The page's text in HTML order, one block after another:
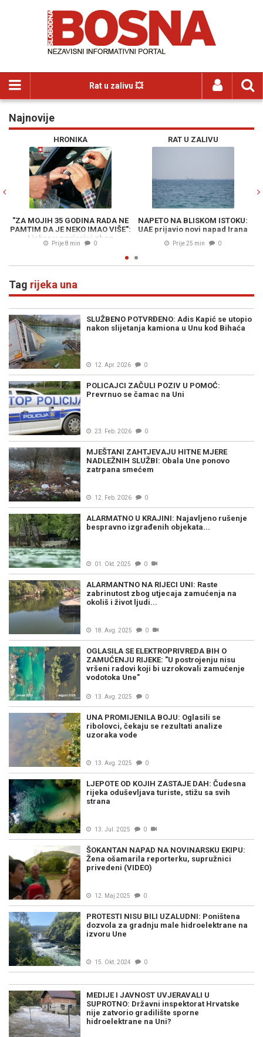
Rat u zalivu 💥
Najnovije
HRONIKA
"ZA MOJIH 35 GODINA RADA NE
PAMTIM DA JE NEKO IMAO VIŠE":
Ljekar u nevjerici zbog
koncentracije alkohola kod
Prije 8 min 0
RAT U ZALIVU
NAPETO NA BLISKOM ISTOKU:
UAE prijavio novi napad Irana
Prije 25 min 0
Tag rijeka una
SLUŽBENO POTVRĐENO: Adis Kapić se utopio
nakon slijetanja kamiona u Unu kod Bihaća
12. Apr. 2026 0
POLICAJCI ZAČULI POZIV U POMOĆ:
Prevrnuo se čamac na Uni
23. Feb. 2026 0
MJEŠTANI ZAHTJEVAJU HITNE MJERE
NADLEŽNIH SLUŽBI: Obala Une ponovo
zatrpana smećem
12. Feb. 2026 0
ALARMATNO U KRAJINI: Najavljeno rušenje
bespravno izgrađenih objekata...
01. Okt. 2025 0
ALARMANTNO NA RIJECI UNI: Raste
zabrinutost zbog utjecaja zamućenja na
okoliš i život ljudi...
18. Avg. 2025 0
OGLASILA SE ELEKTROPRIVREDA BIH O
ZAMUĆENJU RIJEKE: "U postrojenju nisu
vršeni radovi koji bi uzrokovali zamućenje
vodotoka Une"
13. Avg. 2025 0
UNA PROMIJENILA BOJU: Oglasili se
ribolovci, čekaju se rezultati analize
uzoraka vode
13. Avg. 2025 0
LJEPOTE OD KOJIH ZASTAJE DAH: Čudesna
rijeka oduševljava turiste, stižu sa svih
strana
13. Jul. 2025 0
ŠOKANTAN NAPAD NA NOVINARSKU EKIPU:
Žena ošamarila reporterku, supružnici
privedeni (VIDEO)
12. Maj 2025 0
PROTESTI NISU BILI UZALUDNI: Poništena
dozvola za gradnju male hidroelektrane na
izvoru Une
15. Okt. 2024 0
MEDIJE I JAVNOST UVJERAVALI U
SUPROTNO: Državni inspektorat Hrvatske
nije zatvorio gradilište sporne
hidroelektrane na Uni?